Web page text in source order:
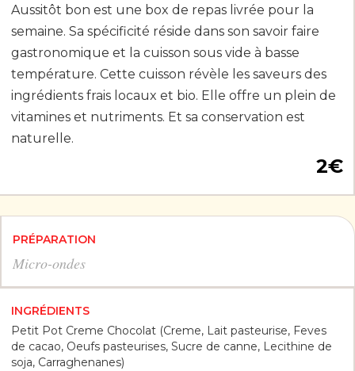
Aussitôt bon est une box de repas livrée pour la
semaine. Sa spécificité réside dans son savoir faire
gastronomique et la cuisson sous vide à basse
température. Cette cuisson révèle les saveurs des
ingrédients frais locaux et bio. Elle offre un plein de
vitamines et nutriments. Et sa conservation est
naturelle.
2€
PRÉPARATION
Micro-ondes
INGRÉDIENTS
Petit Pot Creme Chocolat (Creme, Lait pasteurise, Feves
de cacao, Oeufs pasteurises, Sucre de canne, Lecithine de
soja, Carraghenanes)